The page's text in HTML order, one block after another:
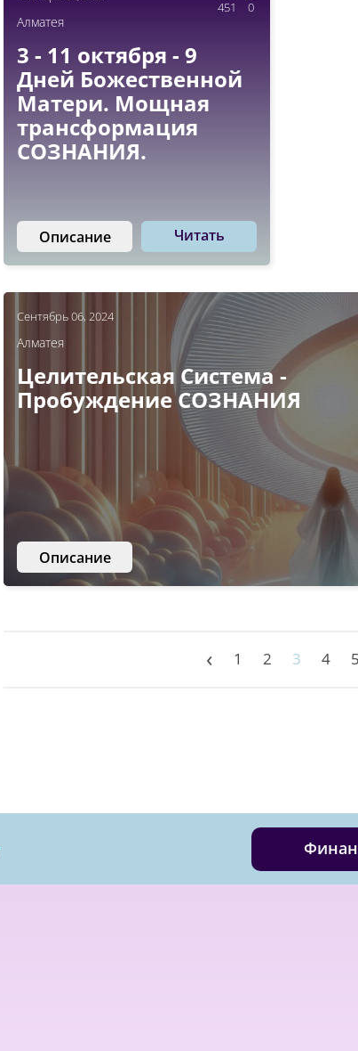
451 0
Алматея
3 - 11 октября - 9
Дней Божественной
Матери. Мощная
трансформация
СОЗНАНИЯ.
Описание Читать
Сентябрь 06, 2024
Алматея
Целительская Система -
Пробуждение СОЗНАНИЯ
Описание
‹ 1 2 3 4